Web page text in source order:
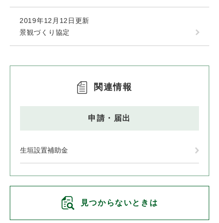
2019年12月12日更新
景観づくり協定
関連情報
申請・届出
生垣設置補助金
見つからないときは